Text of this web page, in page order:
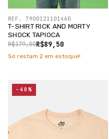
T-SHIRT RICK AND MORTY
SHOCK TAPIOCA
R$89,50
R$179,00
REF. 7900121101460
Só restam 2 em estoque!
-40%